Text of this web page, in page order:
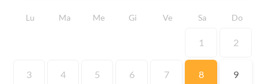
Lu Ma Me Gi Ve Sa Do
1 2
3 4 5 6 7 8 9